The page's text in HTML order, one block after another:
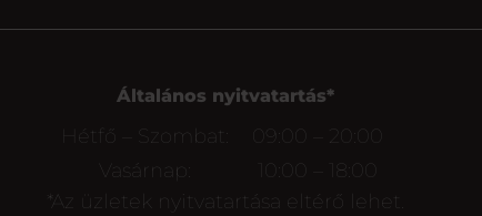
Általános nyitvatartás*
Hétfő – Szombat:
09:00 – 20:00
Vasárnap:
10:00 – 18:00
*Az üzletek nyitvatartása eltérő lehet.